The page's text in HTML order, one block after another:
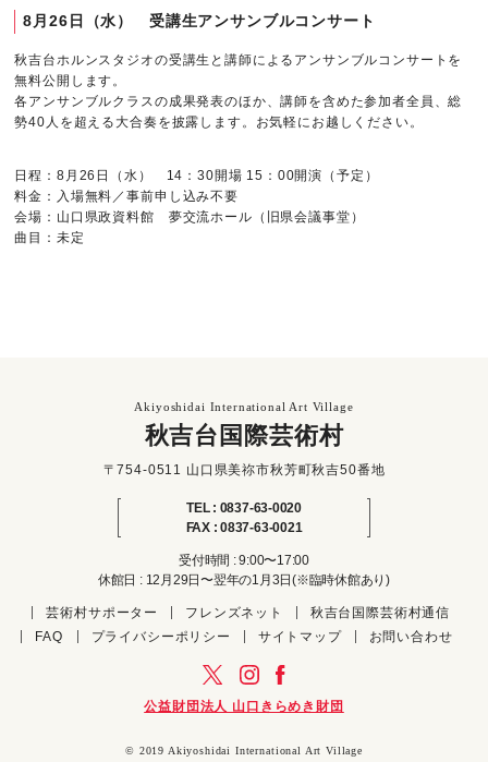
8月26日（水） 受講生アンサンブルコンサート
秋吉台ホルンスタジオの受講生と講師によるアンサンブルコンサートを
無料公開します。
各アンサンブルクラスの成果発表のほか、講師を含めた参加者全員、総
勢40人を超える大合奏を披露します。お気軽にお越しください。
日程：8月26日（水） 14：30開場 15：00開演（予定）
料金：入場無料／事前申し込み不要
会場：山口県政資料館 夢交流ホール（旧県会議事堂）
曲目：未定
Akiyoshidai International Art Village
秋吉台国際芸術村
〒754-0511 山口県美祢市秋芳町秋吉50番地
TEL : 0837-63-0020
FAX : 0837-63-0021
受付時間 : 9:00〜17:00
休館日 : 12月29日〜翌年の1月3日(※臨時休館あり)
芸術村サポーター フレンズネット
秋吉台国際芸術村通信
FAQ
プライバシーポリシー サイトマップ お問い合わせ
公益財団法人 山口きらめき財団
© 2019 Akiyoshidai International Art Village